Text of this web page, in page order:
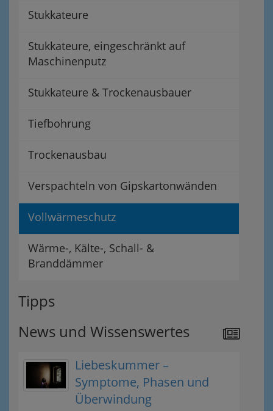
Stukkateure
Stukkateure, eingeschränkt auf
Maschinenputz
Stukkateure & Trockenausbauer
Tiefbohrung
Trockenausbau
Verspachteln von Gipskartonwänden
Vollwärmeschutz
Wärme-, Kälte-, Schall- &
Branddämmer
Tipps
News und Wissenswertes
Liebeskummer –
Symptome, Phasen und
Überwindung